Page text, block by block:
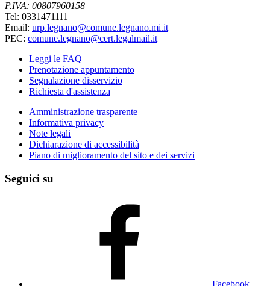
P.IVA: 00807960158
Tel: 0331471111
Email: urp.legnano@comune.legnano.mi.it
PEC: comune.legnano@cert.legalmail.it
Leggi le FAQ
Prenotazione appuntamento
Segnalazione disservizio
Richiesta d'assistenza
Amministrazione trasparente
Informativa privacy
Note legali
Dichiarazione di accessibilità
Piano di miglioramento del sito e dei servizi
Seguici su
Facebook